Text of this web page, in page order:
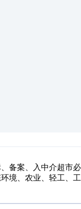
备案、入中介超市
境、农业、轻工、